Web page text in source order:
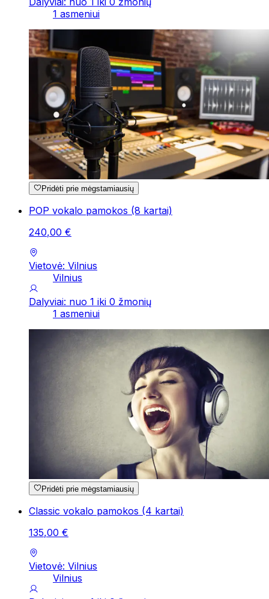
1 asmeniui
Pridėti prie mėgstamiausių
POP vokalo pamokos (8 kartai)
240,00 €
Vietovė: Vilnius
Vilnius
Dalyviai: nuo 1 iki 0 žmonių
1 asmeniui
Pridėti prie mėgstamiausių
Classic vokalo pamokos (4 kartai)
135,00 €
Vietovė: Vilnius
Vilnius